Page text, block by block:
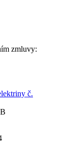
zmluvy:
č.